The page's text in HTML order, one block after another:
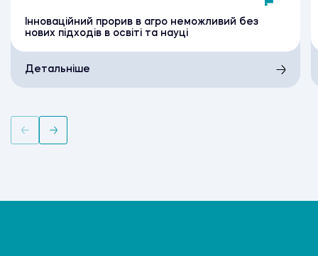
Інноваційний прорив в агро неможливий без
нових підходів в освіті та науці
Детальніше